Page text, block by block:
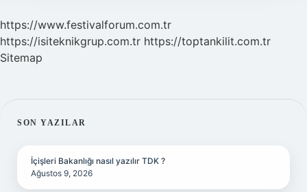
https://www.festivalforum.com.tr
https://isiteknikgrup.com.tr https://toptankilit.com.tr
Sitemap
SIDEBAR
SON YAZILAR
İçişleri Bakanlığı nasıl yazılır TDK ?
Ağustos 9, 2026